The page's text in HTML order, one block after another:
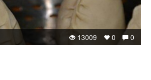
0
0
13009